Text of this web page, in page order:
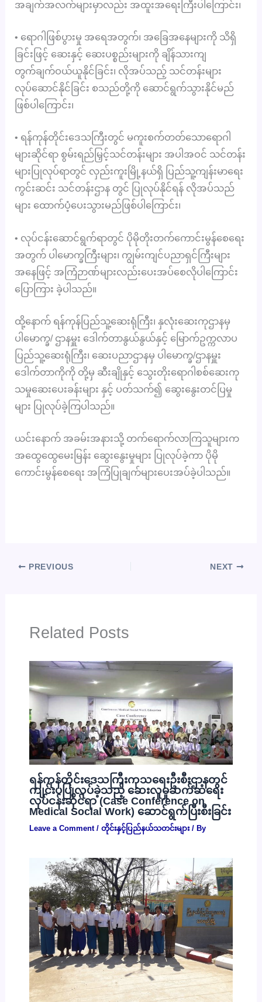
အချက်အလက်များမှာလည်း အထူးအရေးကြီးပါကြောင်း၊
• ရောဂါဖြစ်ပွားမှု အရေအတွက်၊ အခြေအနေများကို သိရှိ
ခြင်းဖြင့် ဆေးနှင့် ဆေးပစ္စည်းများကို ချိန်သားကျ
တွက်ချက်ဝယ်ယူနိုင်ခြင်း၊ လိုအပ်သည့် သင်တန်းများ
လုပ်ဆောင်နိုင်ခြင်း စသည်တို့ကို ဆောင်ရွက်သွားနိုင်မည်
ဖြစ်ပါကြောင်း၊
• ရန်ကုန်တိုင်းဒေသကြီးတွင် မကူးစက်တတ်သောရောဂါ
များဆိုင်ရာ စွမ်းရည်မြှင့်သင်တန်းများ အပါအဝင် သင်တန်း
များပြုလုပ်ရာတွင် လှည်းကူးမြို့နယ်ရှိ ပြည်သူ့ကျန်းမာရေး
ကွင်းဆင်း သင်တန်းဌာန တွင် ပြုလုပ်နိုင်ရန် လိုအပ်သည်
များ ထောက်ပံ့ပေးသွားမည်ဖြစ်ပါကြောင်း၊
• လုပ်ငန်းဆောင်ရွက်ရာတွင် ပိုမိုတိုးတက်ကောင်းမွန်စေရေး
အတွက် ပါမောက္ခကြီးများ၊ ကျွမ်းကျင်ပညာရှင်ကြီးများ
အနေဖြင့် အကြံဉာဏ်များလည်းပေးအပ်စေလိုပါကြောင်း
ပြောကြား ခဲ့ပါသည်။
ထို့နောက် ရန်ကုန်ပြည်သူ့ဆေးရုံကြီး၊ နှလုံးဆေးကုဌာနမှ
ပါမောက္ခ/ ဌာနမှူး ဒေါက်တာနွယ်နွယ်နှင့် မြောက်ဥက္ကလာပ
ပြည်သူ့ဆေးရုံကြီး၊ ဆေးပညာဌာနမှ ပါမောက္ခ/ဌာနမှူး
ဒေါက်တာကိုကို တို့မှ ဆီးချိုနှင့် သွေးတိုးရောဂါစစ်ဆေးကု
သမှုဆေးပေးခန်းများ နှင့် ပတ်သက်၍ ဆွေးနွေးတင်ပြမှု
များ ပြုလုပ်ခဲ့ကြပါသည်။
ယင်းနောက် အခမ်းအနားသို့ တက်ရောက်လာကြသူများက
အထွေထွေမေးမြန်း ဆွေးနွေးမှုများ ပြုလုပ်ခဲ့ကာ ပိုမို
ကောင်းမွန်စေရေး အကြံပြုချက်များပေးအပ်ခဲ့ပါသည်။
PREVIOUS NEXT
Related Posts
ရန်ကုန်တိုင်းဒေသကြီးကုသရေးဦးစီးဌာနတွင်
ကျင်းပပြုလုပ်ခဲ့သည့် ဆေးလူမှုဆက်ဆံရေး
လုပ်ငန်းဆိုင်ရာ (Case Conference on
Medical Social Work) ဆောင်ရွက်ပြီးစီးခြင်း
Leave a Comment / တိုင်းနှင့်ပြည်နယ်သတင်းများ/ By